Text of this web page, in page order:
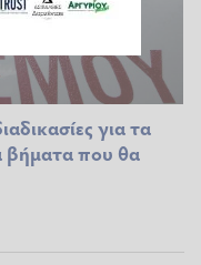
για τα
βήματα που θα